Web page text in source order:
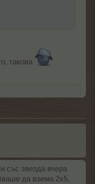
такова
със звезда вчера
да взема 2х5,